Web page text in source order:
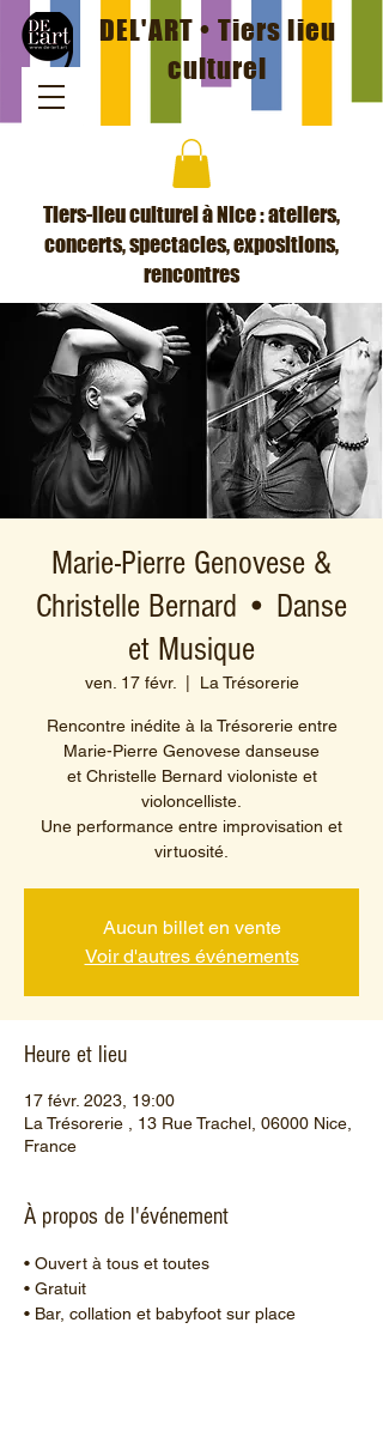
DEL'ART • Tiers lieu
culturel
Tiers-lieu culturel à Nice : ateliers,
concerts, spectacles, expositions,
rencontres
Marie-Pierre Genovese &
Christelle Bernard • Danse
et Musique
ven. 17 févr. La Trésorerie
Rencontre inédite à la Trésorerie entre
Marie-Pierre Genovese danseuse
et Christelle Bernard violoniste et
violoncelliste.
Une performance entre improvisation et
virtuosité.
Aucun billet en vente
Voir d'autres événements
Heure et lieu
17 févr. 2023, 19:00
La Trésorerie , 13 Rue Trachel, 06000 Nice,
France
À propos de l'événement
• Ouvert à tous et toutes
• Gratuit
• Bar, collation et babyfoot sur place